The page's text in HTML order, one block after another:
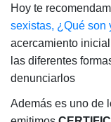
Hoy te
sexistas, ¿Qué son
acercamiento
las diferentes
denunciarlos
Además es uno de